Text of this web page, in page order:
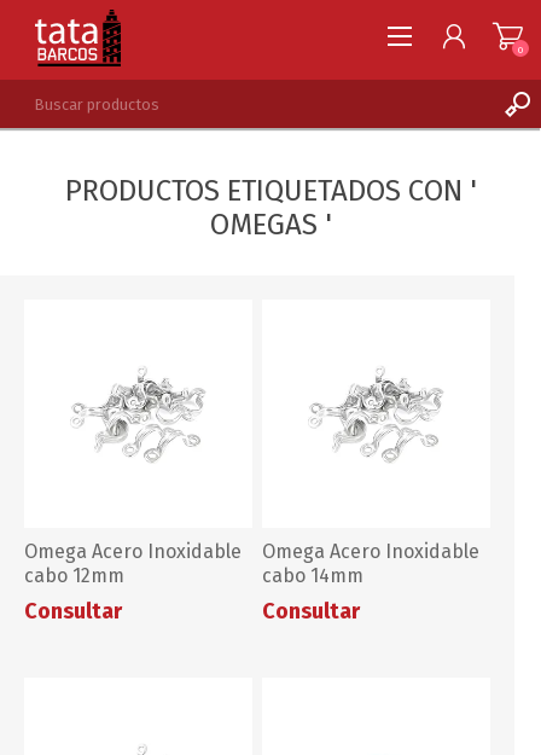
INGRESAR
0
PRODUCTOS ETIQUETADOS CON '
OMEGAS '
Omega Acero Inoxidable
cabo 12mm
Consultar
Omega Acero Inoxidable
cabo 14mm
Consultar